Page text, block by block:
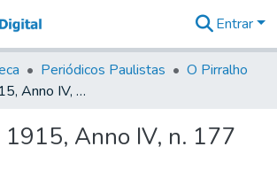
&
Coleções
Tudo na
Digital
Entrar
Periódicos Paulistas
O Pirralho
O Pirralho, 1915, Anno IV, n. 177
1915, Anno IV, n. 177